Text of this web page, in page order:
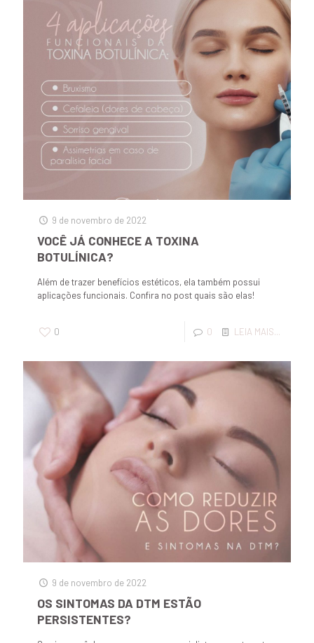
9 de novembro de 2022
VOCÊ JÁ CONHECE A TOXINA
BOTULÍNICA?
Além de trazer benefícios estéticos, ela também possui
aplicações funcionais. Confira no post quais são elas!
0 0 LEIA MAIS...
9 de novembro de 2022
OS SINTOMAS DA DTM ESTÃO
PERSISTENTES?